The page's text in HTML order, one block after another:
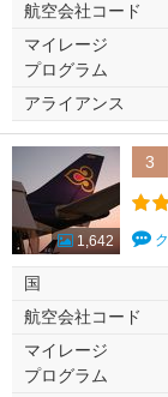
航空会社コード
マイレージ
プログラム
アライアンス
1,642
3
国
航空会社コード
マイレージ
プログラム